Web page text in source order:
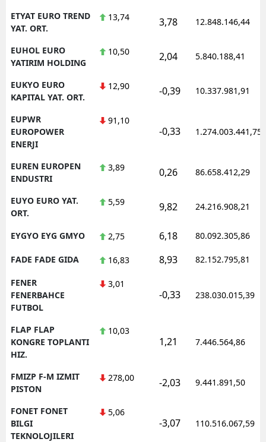
ETYAT EURO TREND
YAT. ORT.
13,74 3,78 12.848.146,44
EUHOL EURO
YATIRIM HOLDING
10,50 2,04 5.840.188,41
EUKYO EURO
KAPITAL YAT. ORT.
12,90 -0,39 10.337.981,91
EUPWR
EUROPOWER
ENERJI
91,10
-0,33 1.274.003.441,75
EUREN EUROPEN
ENDUSTRI
3,89 0,26 86.658.412,29
EUYO EURO YAT.
ORT.
5,59 9,82 24.216.908,21
EYGYO EYG GMYO 2,75 6,18 80.092.305,86
FADE FADE GIDA 16,83 8,93 82.152.795,81
FENER
FENERBAHCE
FUTBOL
3,01
-0,33 238.030.015,39
FLAP FLAP
KONGRE TOPLANTI
HIZ.
10,03
1,21 7.446.564,86
FMIZP F-M IZMIT
PISTON
278,00 -2,03 9.441.891,50
FONET FONET
BILGI
TEKNOLOJILERI
5,06
-3,07 110.516.067,59